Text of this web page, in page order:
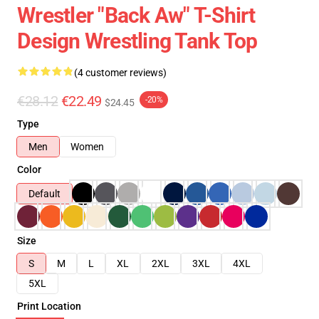
Wrestler "Back Aw" T-Shirt
Design Wrestling Tank Top
(4 customer reviews)
€28.12 €22.49 $24.45 -20%
Type
Men
Women
Color
Default
Size
S
M L XL 2XL 3XL
4XL
5XL
Print Location